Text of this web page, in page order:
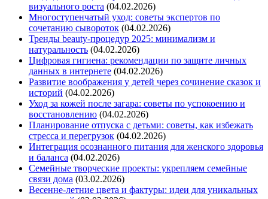
визуального роста (04.02.2026)
Многоступенчатый уход: советы экспертов по
сочетанию сывороток (04.02.2026)
Тренды beauty-процедур 2025: минимализм и
натуральность (04.02.2026)
Цифровая гигиена: рекомендации по защите личных
данных в интернете (04.02.2026)
Развитие воображения у детей через сочинение сказок и
историй (04.02.2026)
Уход за кожей после загара: советы по успокоению и
восстановлению (04.02.2026)
Планирование отпуска с детьми: советы, как избежать
стресса и перегрузок (04.02.2026)
Интеграция осознанного питания для женского здоровья
и баланса (04.02.2026)
Семейные творческие проекты: укрепляем семейные
связи дома (03.02.2026)
Весенне-летние цвета и фактуры: идеи для уникальных